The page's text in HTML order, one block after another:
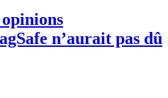
n’aurait pas dû